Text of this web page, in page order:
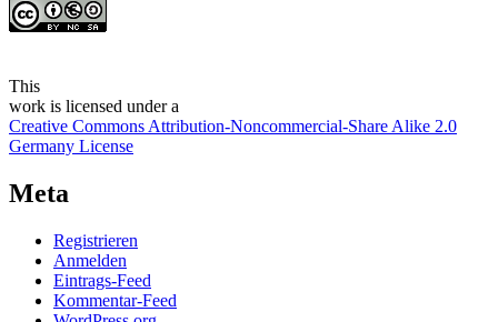
This
work is licensed under a
Creative Commons Attribution-Noncommercial-Share Alike 2.0
Germany License
Meta
Registrieren
Anmelden
Eintrags-Feed
Kommentar-Feed